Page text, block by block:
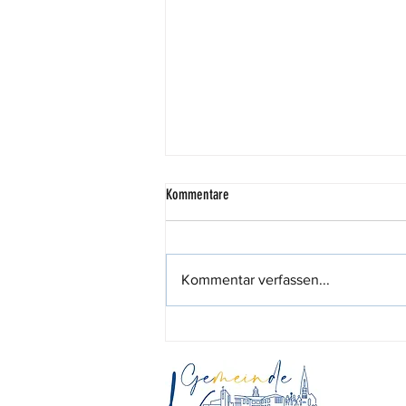
Kommentare
Kommentar verfassen...